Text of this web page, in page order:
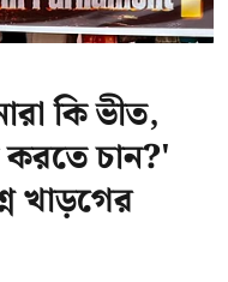
কি ভীত,
চান?'
খাড়গের